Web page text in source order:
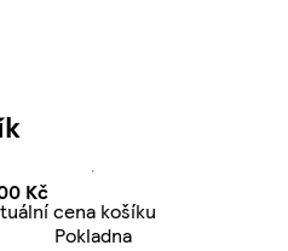
KčAktuální cena košíku
Kč
cena košíku
Pokladna